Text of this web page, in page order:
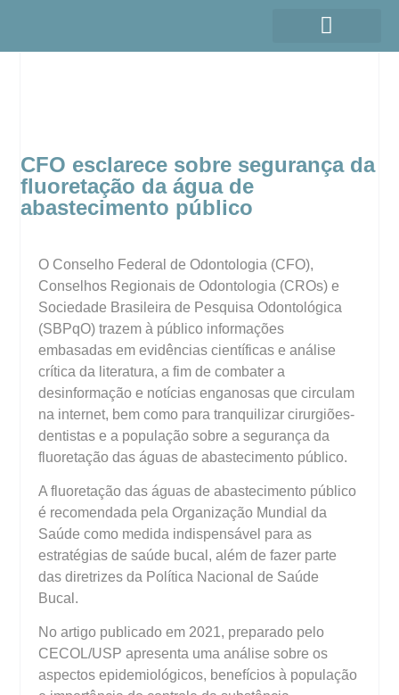
CFO esclarece sobre segurança da
fluoretação da água de
abastecimento público
O Conselho Federal de Odontologia (CFO),
Conselhos Regionais de Odontologia (CROs) e
Sociedade Brasileira de Pesquisa Odontológica
(SBPqO) trazem à público informações
embasadas em evidências científicas e análise
crítica da literatura, a fim de combater a
desinformação e notícias enganosas que circulam
na internet, bem como para tranquilizar cirurgiões-
dentistas e a população sobre a segurança da
fluoretação das águas de abastecimento público.
A fluoretação das águas de abastecimento público
é recomendada pela Organização Mundial da
Saúde como medida indispensável para as
estratégias de saúde bucal, além de fazer parte
das diretrizes da Política Nacional de Saúde
Bucal.
No artigo publicado em 2021, preparado pelo
CECOL/USP apresenta uma análise sobre os
aspectos epidemiológicos, benefícios à população